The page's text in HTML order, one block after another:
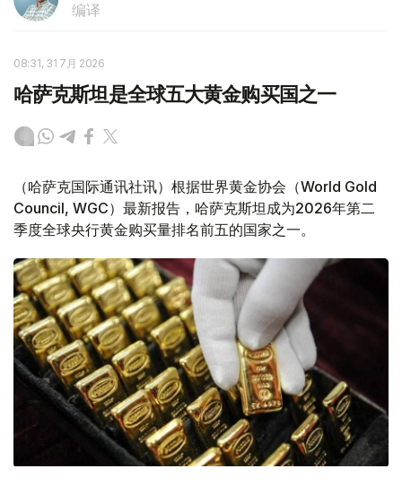
编译
08:31, 31 7月 2026
哈萨克斯坦是全球五大黄金购买国之一
（哈萨克国际通讯社讯）根据世界黄金协会（World Gold
Council, WGC）最新报告，哈萨克斯坦成为2026年第二
季度全球央行黄金购买量排名前五的国家之一。